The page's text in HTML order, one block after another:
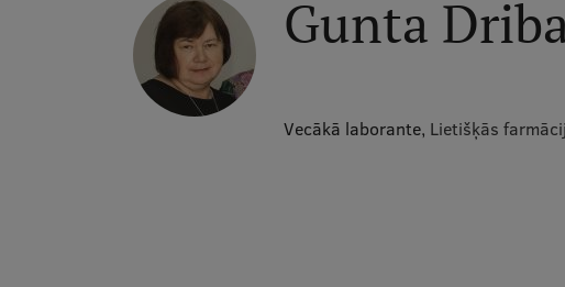
Gunta
Vecākā laborante, Lietišķās